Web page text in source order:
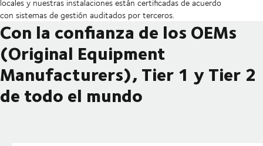
con sistemas de gestión auditados por terceros.
Con la confianza de los OEMs
(Original Equipment
Manufacturers), Tier 1 y Tier 2
de todo el mundo